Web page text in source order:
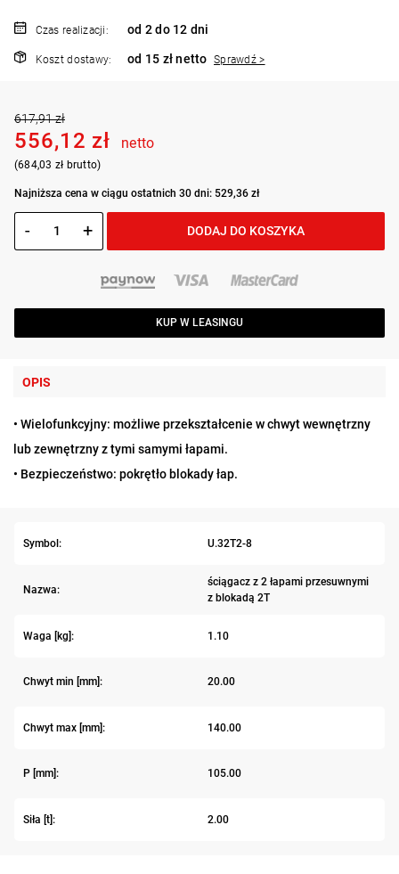
Czas realizacji: od 2 do 12 dni
Koszt dostawy: od 15 zł netto Sprawdź >
617,91 zł
556,12 zł netto
(684,03 zł brutto)
Najniższa cena w ciągu ostatnich 30 dni: 529,36 zł
- + DODAJ DO KOSZYKA
KUP W LEASINGU
OPIS
• Wielofunkcyjny: możliwe przekształcenie w chwyt wewnętrzny
lub zewnętrzny z tymi samymi łapami.
• Bezpieczeństwo: pokrętło blokady łap.
Symbol: U.32T2-8
Nazwa:
ściągacz z 2 łapami przesuwnymi
z blokadą 2T
Waga [kg]: 1.10
Chwyt min [mm]: 20.00
Chwyt max [mm]: 140.00
P [mm]: 105.00
Siła [t]: 2.00